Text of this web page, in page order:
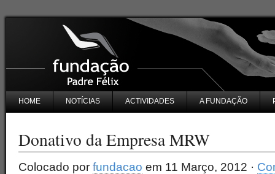
HOME NOTÍCIAS ACTIVIDADES A FUNDAÇÃO
Donativo da Empresa MRW
Colocado por fundacao em 11 Março, 2012 ·